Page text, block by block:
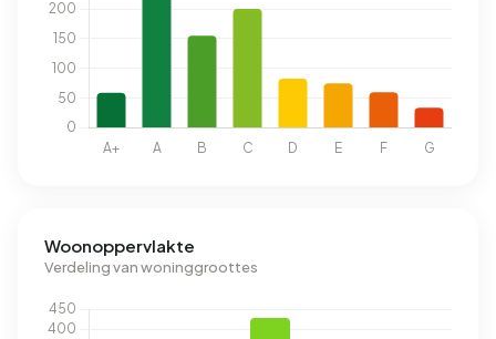
Woonoppervlakte
Verdeling van woninggroottes